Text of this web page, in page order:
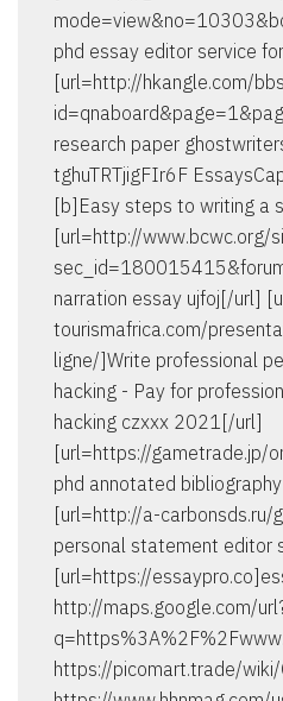
phd essay editor service
[url=http://hkangle.com/
research paper
tghuTRTjigFIr6F
[b]Easy steps to writing a
[url=http://www.bcwc.org/
narration essay ujfoj[/url]
tourismafrica.com/
ligne/]Write professional
hacking - Pay for
hacking czxxx 2021[/url]
[url=https://gametrade.jp/
phd annotated
[url=http://a-carbonsds.ru/
personal statement editor
[url=https://
http://maps.google.com/
https://picomart.trade/wiki/